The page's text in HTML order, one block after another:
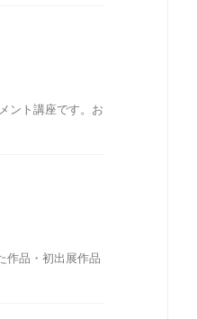
ント講座です。お
作品・初出展作品